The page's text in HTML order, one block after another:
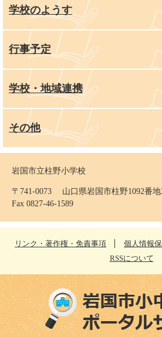
学校のようす
行事予定
学校・地域連携
その他
岩国市立柱野小学校
〒741-0073 山口県岩国市柱野1092番
Fax 0827-46-1589
リンク・著作権・免責事項 個人情報
RSSについて